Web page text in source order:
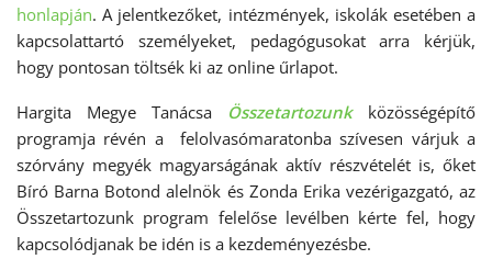
honlapján. A jelentkezőket, intézmények, iskolák esetében a
kapcsolattartó személyeket, pedagógusokat arra kérjük,
hogy pontosan töltsék ki az online űrlapot.
Hargita Megye Tanácsa Összetartozunkközösségépítő
programja révén a felolvasómaratonba szívesen várjuk a
szórvány megyék magyarságának aktív részvételét is, őket
Bíró Barna Botond alelnök és Zonda Erika vezérigazgató, az
Összetartozunk program felelőse levélben kérte fel, hogy
kapcsolódjanak be idén is a kezdeményezésbe.